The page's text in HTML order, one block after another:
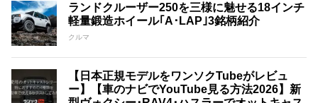
ランドクルーザー250を三様に魅せる18インチ
軽量鍛造ホイール｢A･LAP｣3銘柄紹介
クルマ
【日本正規モデルをワンソクTubeがレビュ
ー】【車のナビでYouTube見る方法2026】新